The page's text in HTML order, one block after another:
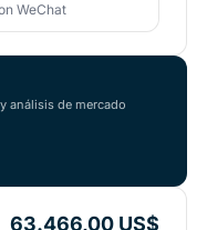
WeChat
análisis de mercado
63.466,00 US$